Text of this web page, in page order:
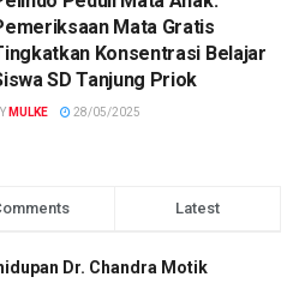
Mata Gratis
Konsentrasi Belajar
SD Tanjung Priok
MULKE 28/05/2025
Latest
Dr. Chandra Motik